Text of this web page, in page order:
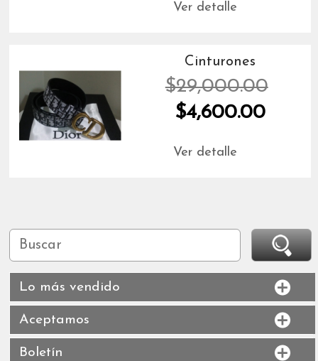
Ver detalle
Cinturones
$29,000.00
$4,600.00
Ver detalle
Lo más vendido
Aceptamos
Boletín